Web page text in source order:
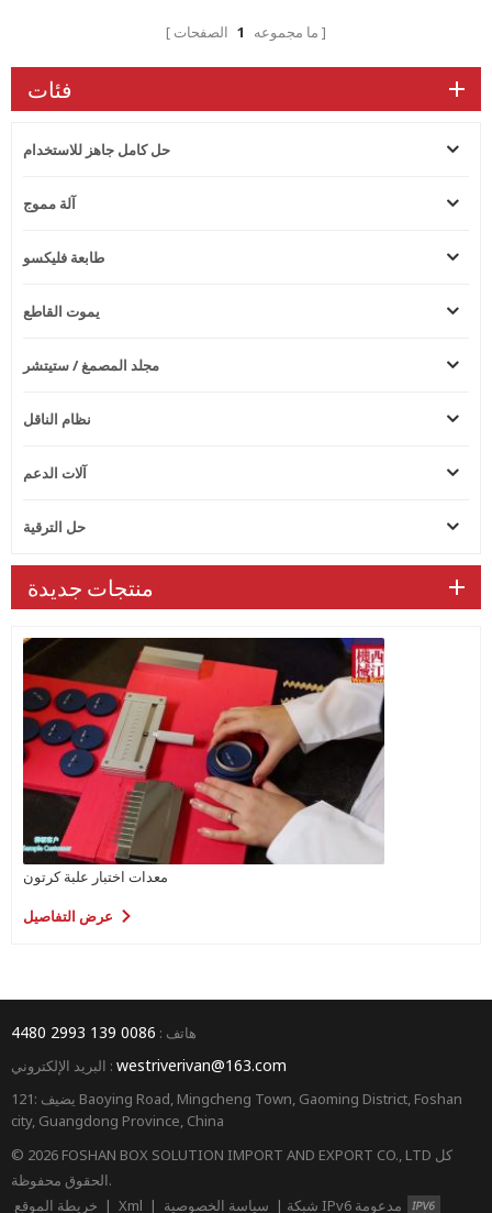
ما مجموعه 1 الصفحات
فئات
حل كامل جاهز للاستخدام
آلة مموج
طابعة فليكسو
يموت القاطع
مجلد المصمغ / ستيتشر
نظام الناقل
آلات الدعم
حل الترقية
منتجات جديدة
معدات اختبار علبة كرتون
عرض التفاصيل
هاتف : 0086 139 2993 4480
البريد الإلكتروني : westriverivan@163.com
يضيف :121 Baoying Road, Mingcheng Town, Gaoming District, Foshan
city, Guangdong Province, China
© 2026 FOSHAN BOX SOLUTION IMPORT AND EXPORT CO., LTD كل
الحقوق محفوظة.
خريطة الموقع | Xml | سياسة الخصوصية | شبكة IPv6 مدعومة